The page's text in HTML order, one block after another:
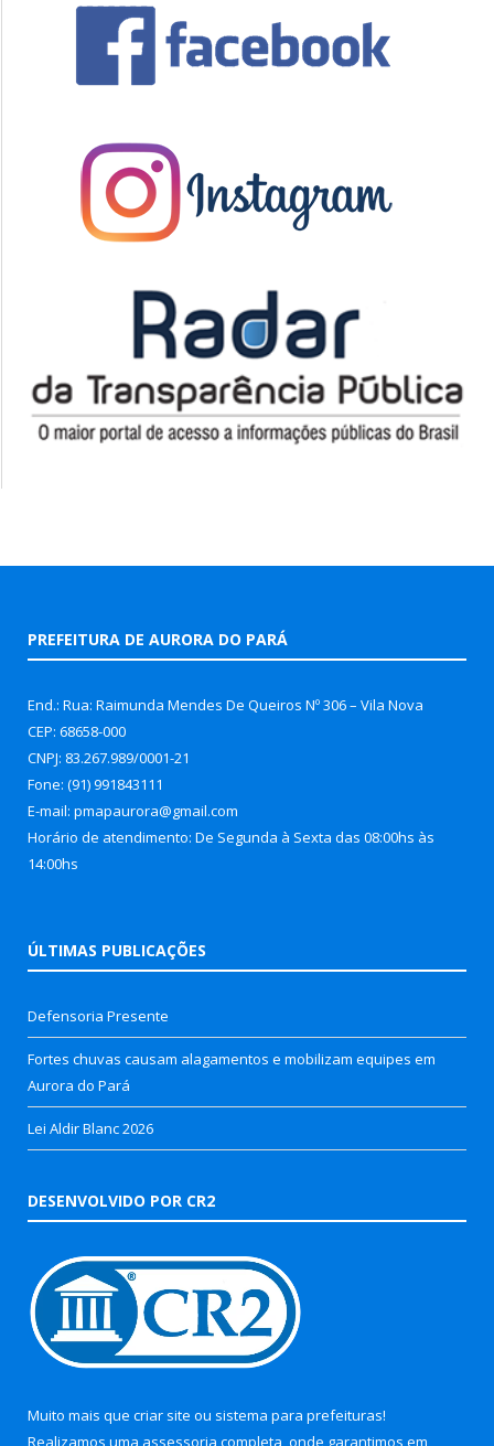
PREFEITURA DE AURORA DO PARÁ
End.: Rua: Raimunda Mendes De Queiros Nº 306 – Vila Nova
CEP: 68658-000
CNPJ: 83.267.989/0001-21
Fone: (91) 991843111
E-mail: pmapaurora@gmail.com
Horário de atendimento: De Segunda à Sexta das 08:00hs às
14:00hs
ÚLTIMAS PUBLICAÇÕES
Defensoria Presente
Fortes chuvas causam alagamentos e mobilizam equipes em
Aurora do Pará
Lei Aldir Blanc 2026
DESENVOLVIDO POR CR2
Muito mais que criar site ou sistema para prefeituras!
Realizamos uma assessoria completa, onde garantimos em